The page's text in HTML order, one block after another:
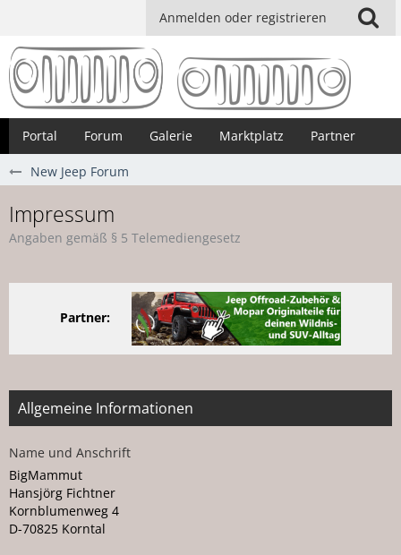
Anmelden oder registrieren
Portal Forum Galerie Marktplatz Partner
New Jeep Forum
Impressum
Angaben gemäß § 5 Telemediengesetz
Partner:
Allgemeine Informationen
Name und Anschrift
BigMammut
Hansjörg Fichtner
Kornblumenweg 4
D-70825 Korntal